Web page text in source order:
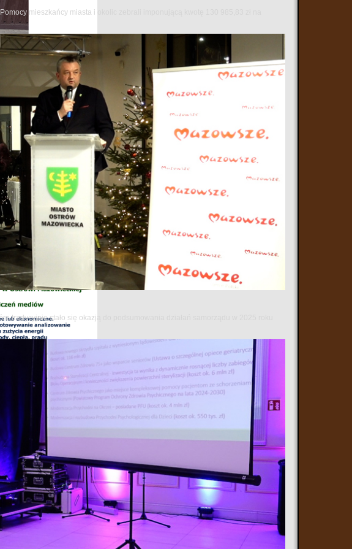
mieszkańcy miasta i okolic zebrali imponującą kwotę 130 985,83 zł na
tradycyjnie stało się okazją do podsumowania działań samorządu w 2025 roku
odbyło się spotkanie autorskie z Karoliną Olejak – dziennikarką Polsat